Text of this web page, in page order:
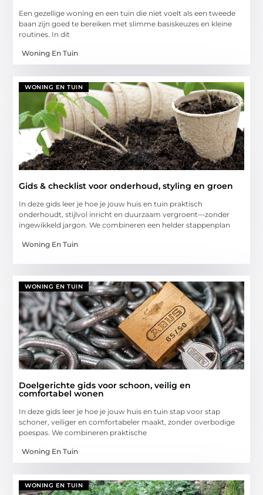
Een gezellige woning en een tuin die niet voelt als een tweede
baan zijn goed te bereiken met slimme basiskeuzes en kleine
routines. In dit
Woning En Tuin
WONING EN TUIN
Gids & checklist voor onderhoud, styling en groen
In deze gids leer je hoe je jouw huis en tuin praktisch
onderhoudt, stijlvol inricht en duurzaam vergroent—zonder
ingewikkeld jargon. We combineren een helder stappenplan
Woning En Tuin
WONING EN TUIN
Doelgerichte gids voor schoon, veilig en
comfortabel wonen
In deze gids leer je hoe je jouw huis en tuin stap voor stap
schoner, veiliger en comfortabeler maakt, zonder overbodige
poespas. We combineren praktische
Woning En Tuin
WONING EN TUIN